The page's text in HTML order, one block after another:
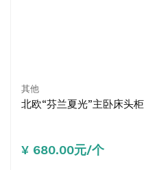
其他
北欧“芬兰夏光”主卧床头柜
¥ 680.00元/个